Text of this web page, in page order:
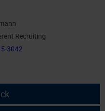
Recruiting
3042